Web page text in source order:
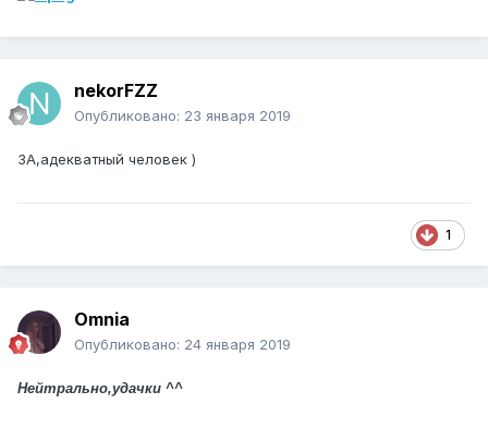
nekorFZZ
Опубликовано: 23 января 2019
ЗА,адекватный человек )
1
Omnia
Опубликовано: 24 января 2019
Нейтрально,удачки ^^